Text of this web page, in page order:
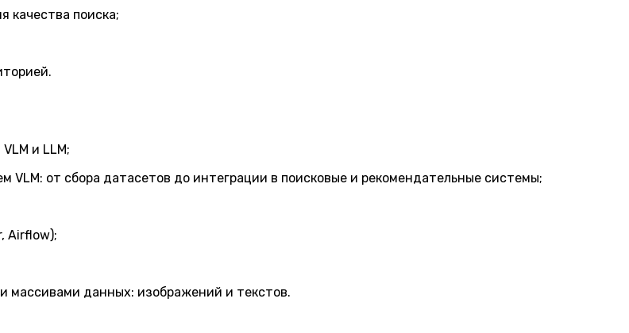
качества поиска;
и LLM;
VLM: от сбора датасетов до интеграции в поисковые и рекомендательные системы;
Airflow);
массивами данных: изображений и текстов.